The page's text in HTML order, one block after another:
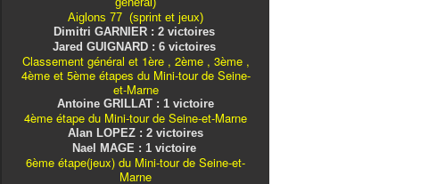
Aiglons 77 (sprint et jeux)
Dimitri GARNIER : 2 victoires
Jared GUIGNARD : 6 victoires
Classement général et 1ère , 2ème , 3ème ,
4ème et 5ème étapes du Mini-tour de Seine-
et-Marne
Antoine GRILLAT : 1 victoire
4ème étape du Mini-tour de Seine-et-Marne
Alan LOPEZ : 2 victoires
Nael MAGE : 1 victoire
6ème étape(jeux) du Mini-tour de Seine-et-
Marne